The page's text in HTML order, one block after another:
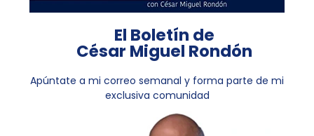
El Boletín de
César Miguel Rondón
Apúntate a mi correo semanal y forma parte de mi
exclusiva comunidad